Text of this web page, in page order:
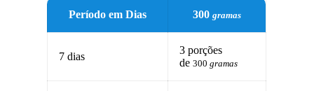
Período em Dias 300gramas
7 dias
3 porções
de300gramas